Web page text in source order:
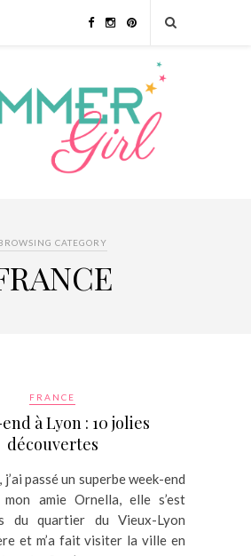
CATEGORY
FRANCE
à Lyon : 10 jolies
découvertes
passé un superbe week-end
amie Ornella, elle s’est
du quartier du Vieux-Lyon
et m’a fait visiter la ville en